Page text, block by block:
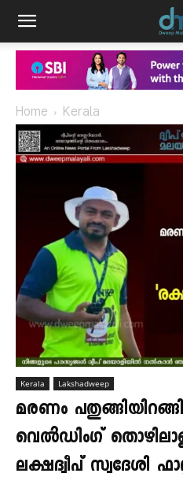
Home Kerala
Kerala Lakshadweep
മരണം
വെൽഡിംഗ്
ലക്ഷദ്വീപ് സ്വദേശി